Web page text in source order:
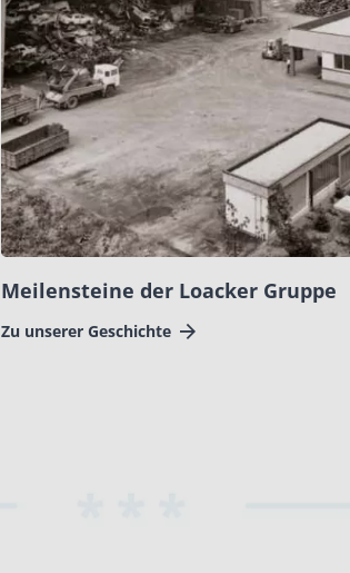
Meilensteine der Loacker Gruppe
Zu unserer Geschichte